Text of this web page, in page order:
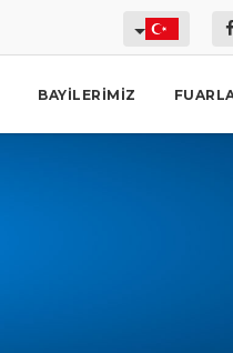
BAYILERIMIZ